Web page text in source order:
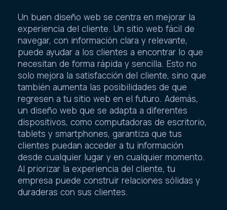
Un buen diseño web se centra en mejorar la
experiencia del cliente. Un sitio web fácil de
navegar, con información clara y relevante,
puede ayudar a los clientes a encontrar lo que
necesitan de forma rápida y sencilla. Esto no
solo mejora la satisfacción del cliente, sino que
también aumenta las posibilidades de que
regresen a tu sitio web en el futuro. Además,
un diseño web que se adapta a diferentes
dispositivos, como computadoras de escritorio,
tablets y smartphones, garantiza que tus
clientes puedan acceder a tu información
desde cualquier lugar y en cualquier momento.
Al priorizar la experiencia del cliente, tu
empresa puede construir relaciones sólidas y
duraderas con sus clientes.